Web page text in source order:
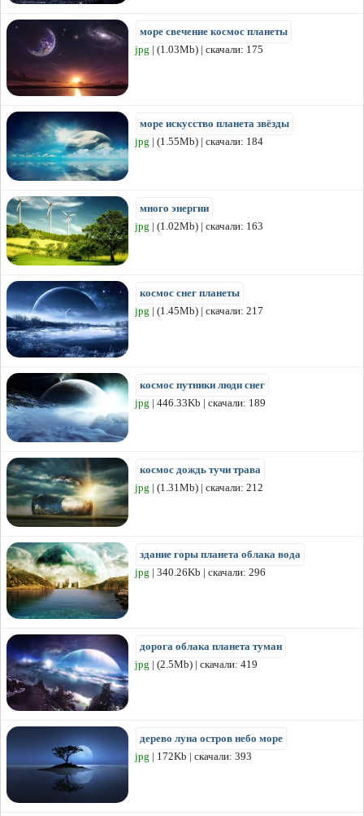
море свечение космос планеты
jpg | (1.03Mb) | скачали: 175
море искусство планета звёзды
jpg | (1.55Mb) | скачали: 184
много энергии
jpg | (1.02Mb) | скачали: 163
космос снег планеты
jpg | (1.45Mb) | скачали: 217
космос путники люди снег
jpg | 446.33Kb | скачали: 189
космос дождь тучи трава
jpg | (1.31Mb) | скачали: 212
здание горы планета облака вода
jpg | 340.26Kb | скачали: 296
дорога облака планета туман
jpg | (2.5Mb) | скачали: 419
дерево луна остров небо море
jpg | 172Kb | скачали: 393